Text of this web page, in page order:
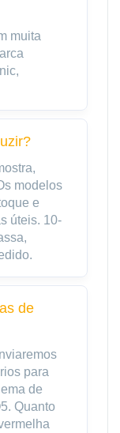
muita
modelos
e
úteis. 10-
de
para
de
Quanto